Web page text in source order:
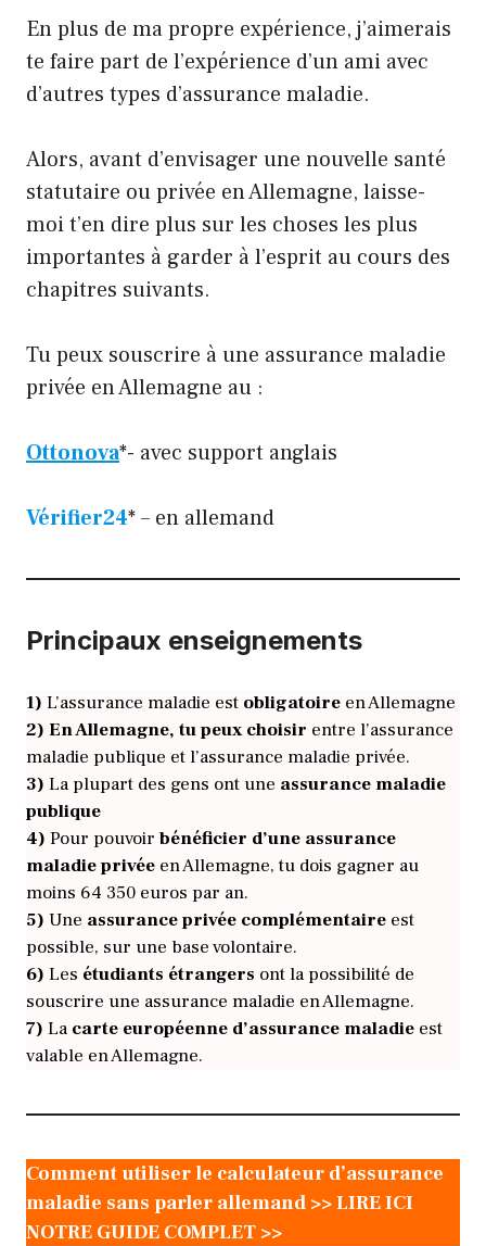
En plus de ma propre expérience, j’aimerais
te faire part de l’expérience d’un ami avec
d’autres types d’assurance maladie.
Alors, avant d’envisager une nouvelle santé
statutaire ou privée en Allemagne, laisse-
moi t’en dire plus sur les choses les plus
importantes à garder à l’esprit au cours des
chapitres suivants.
Tu peux souscrire à une assurance maladie
privée en Allemagne au :
Ottonova*- avec support anglais
Vérifier24* – en allemand
Principaux enseignements
1) L’assurance maladie est obligatoire en Allemagne
2) En Allemagne, tu peux choisir entre l’assurance
maladie publique et l’assurance maladie privée.
3) La plupart des gens ont une assurance maladie
publique
4) Pour pouvoir bénéficier d’une assurance
maladie privée en Allemagne, tu dois gagner au
moins 64 350 euros par an.
5) Une assurance privée complémentaire est
possible, sur une base volontaire.
6) Les étudiants étrangers ont la possibilité de
souscrire une assurance maladie en Allemagne.
7) La carte européenne d’assurance maladie est
valable en Allemagne.
Comment utiliser le calculateur d’assurance
maladie sans parler allemand >> LIRE ICI
NOTRE GUIDE COMPLET >>